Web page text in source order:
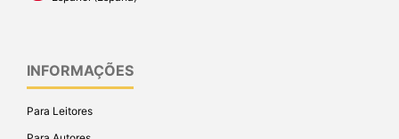
INFORMAÇÕES
Para Leitores